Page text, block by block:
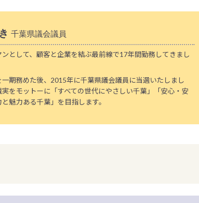
千葉県議会議員
として、顧客と企業を結ぶ最前線で17年間勤務してきまし
期務めた後、2015年に千葉県議会議員に当選いたしまし
をモットーに「すべての世代にやさしい千葉」「安心・安
魅力ある千葉」を目指します。